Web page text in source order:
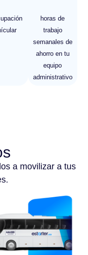
horas de
trabajo
semanales de
ahorro en tu
equipo
administrativo
a movilizar a tus